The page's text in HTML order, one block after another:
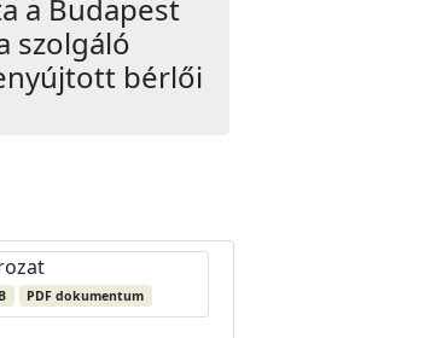
a Budapest
szolgáló
bérlői
PDF dokumentum